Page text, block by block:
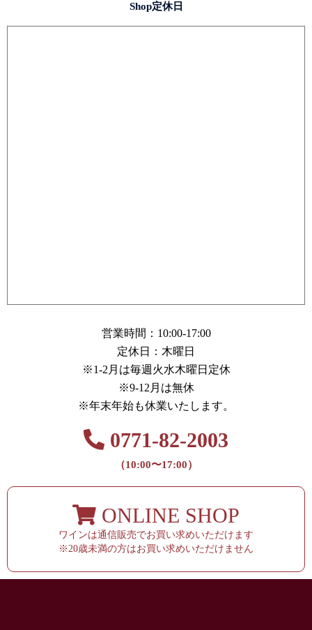
Shop定休日
営業時間：10:00-17:00
定休日：木曜日
※1-2月は毎週火水木曜日定休
※9-12月は無休
※年末年始も休業いたします。
0771-82-2003
（10:00〜17:00）
ONLINE SHOP
ワインは通信販売でお買い求めいただけます
※20歳未満の方はお買い求めいただけません